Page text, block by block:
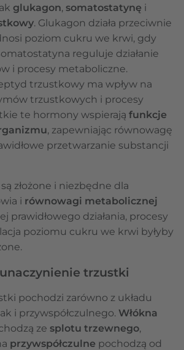
glukagon, somatostatynę i
. Glukagon działa przeciwnie
poziom cukru we krwi, gdy
reguluje działanie
i procesy metaboliczne.
trzustkowy ma wpływ na
trzustkowych i procesy
te hormony wspierają funkcje
, zapewniając równowagę
przetwarzanie substancji
złożone i niezbędne dla
i równowagi metabolicznej
prawidłowego działania, procesy
poziomu cukru we krwi byłyby
trzustki
pochodzi zarówno z układu
i przywspółczulnego. Włókna
ze splotu trzewnego,
przywspółczulne pochodzą od